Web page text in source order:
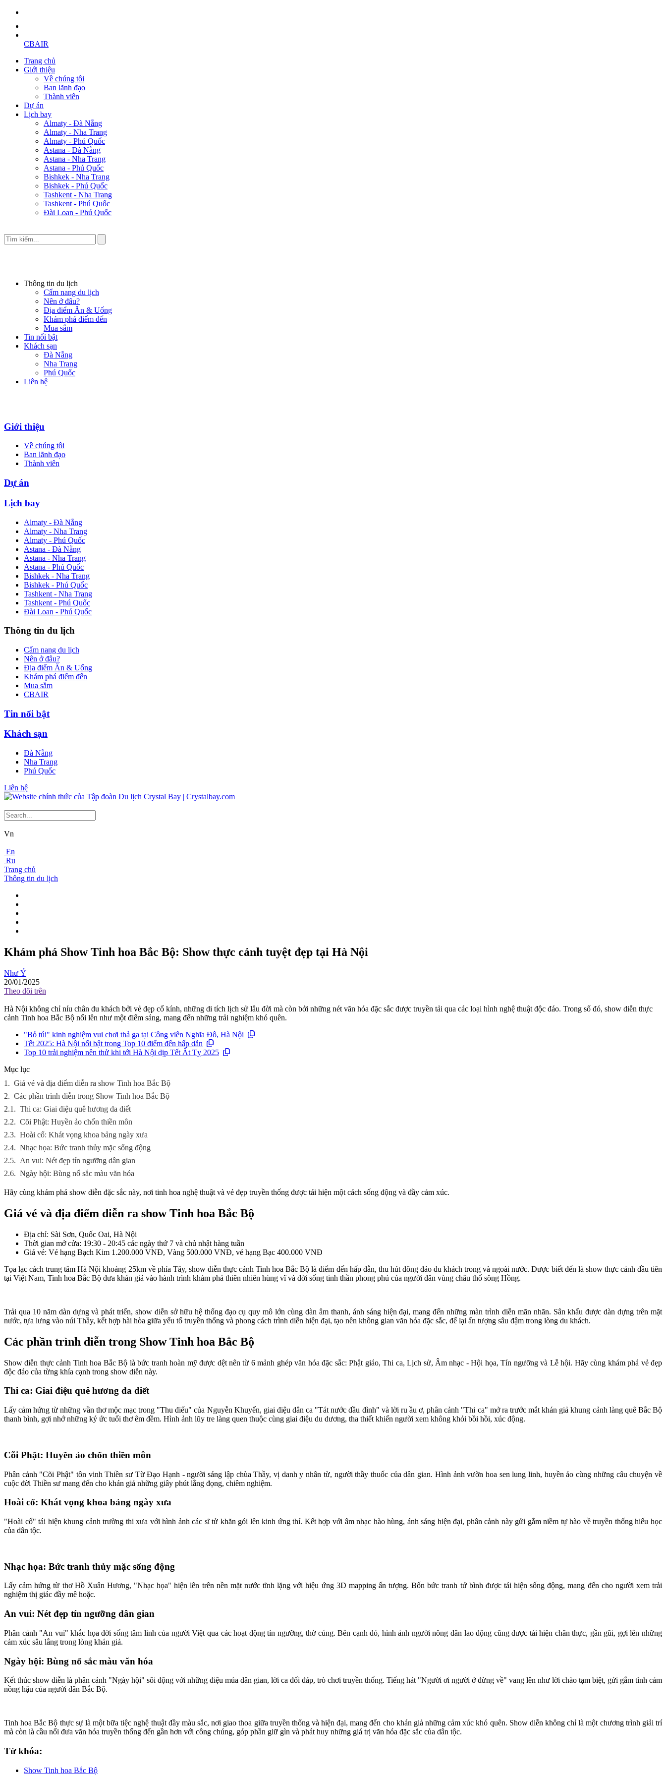
CBAIR
Trang chủ
Giới thiệu
Về chúng tôi
Ban lãnh đạo
Thành viên
Dự án
Lịch bay
Almaty - Đà Nẵng
Almaty - Nha Trang
Almaty - Phú Quốc
Astana - Đà Nẵng
Astana - Nha Trang
Astana - Phú Quốc
Bishkek - Nha Trang
Bishkek - Phú Quốc
Tashkent - Nha Trang
Tashkent - Phú Quốc
Đài Loan - Phú Quốc
Thông tin du lịch
Cẩm nang du lịch
Nên ở đâu?
Địa điểm Ăn & Uống
Khám phá điểm đến
Mua sắm
Tin nổi bật
Khách sạn
Đà Nẵng
Nha Trang
Phú Quốc
Liên hệ
Giới thiệu
Về chúng tôi
Ban lãnh đạo
Thành viên
Dự án
Lịch bay
Almaty - Đà Nẵng
Almaty - Nha Trang
Almaty - Phú Quốc
Astana - Đà Nẵng
Astana - Nha Trang
Astana - Phú Quốc
Bishkek - Nha Trang
Bishkek - Phú Quốc
Tashkent - Nha Trang
Tashkent - Phú Quốc
Đài Loan - Phú Quốc
Thông tin du lịch
Cẩm nang du lịch
Nên ở đâu?
Địa điểm Ăn & Uống
Khám phá điểm đến
Mua sắm
CBAIR
Tin nổi bật
Khách sạn
Đà Nẵng
Nha Trang
Phú Quốc
Liên hệ
Vn
En
Ru
Trang chủ
Thông tin du lịch
Khám phá Show Tinh hoa Bắc Bộ: Show thực cảnh tuyệt đẹp tại Hà Nội
Như Ý
20/01/2025
Theo dõi trên
Hà Nội không chỉ níu chân du khách bởi vẻ đẹp cổ kính, những di tích lịch sử lâu đời mà còn bởi những nét văn hóa đặc sắc được truyền tải qua các loại hình nghệ thuật độc đáo. Trong số đó, show diễn thực
cảnh Tinh hoa Bắc Bộ nổi lên như một điểm sáng, mang đến những trải nghiệm khó quên.
"Bỏ túi" kinh nghiệm vui chơi thả ga tại Công viên Nghĩa Đô, Hà Nội
Tết 2025: Hà Nội nổi bật trong Top 10 điểm đến hấp dẫn
Top 10 trải nghiệm nên thử khi tới Hà Nội dịp Tết Ất Tỵ 2025
Mục lục
1. Giá vé và địa điểm diễn ra show Tinh hoa Bắc Bộ
2. Các phần trình diễn trong Show Tinh hoa Bắc Bộ
2.1. Thi ca: Giai điệu quê hương da diết
2.2. Cõi Phật: Huyền ảo chốn thiền môn
2.3. Hoài cổ: Khát vọng khoa bảng ngày xưa
2.4. Nhạc họa: Bức tranh thủy mặc sống động
2.5. An vui: Nét đẹp tín ngưỡng dân gian
2.6. Ngày hội: Bùng nổ sắc màu văn hóa
Hãy cùng khám phá show diễn đặc sắc này, nơi tinh hoa nghệ thuật và vẻ đẹp truyền thống được tái hiện một cách sống động và đầy cảm xúc.
Giá vé và địa điểm diễn ra show Tinh hoa Bắc Bộ
Địa chỉ: Sài Sơn, Quốc Oai, Hà Nội
Thời gian mở cửa: 19:30 - 20:45 các ngày thứ 7 và chủ nhật hàng tuần
Giá vé: Vé hạng Bạch Kim 1.200.000 VNĐ, Vàng 500.000 VNĐ, vé hạng Bạc 400.000 VNĐ
Tọa lạc cách trung tâm Hà Nội khoảng 25km về phía Tây, show diễn thực cảnh Tinh hoa Bắc Bộ là điểm đến hấp dẫn, thu hút đông đảo du khách trong và ngoài nước. Được biết đến là show thực cảnh đầu tiên
tại Việt Nam, Tinh hoa Bắc Bộ đưa khán giả vào hành trình khám phá thiên nhiên hùng vĩ và đời sống tinh thần phong phú của người dân vùng châu thổ sông Hồng.
Trải qua 10 năm dàn dựng và phát triển, show diễn sở hữu hệ thống đạo cụ quy mô lớn cùng dàn âm thanh, ánh sáng hiện đại, mang đến những màn trình diễn mãn nhãn. Sân khấu được dàn dựng trên mặt
nước, tựa lưng vào núi Thầy, kết hợp hài hòa giữa yếu tố truyền thống và phong cách trình diễn hiện đại, tạo nên không gian văn hóa đặc sắc, để lại ấn tượng sâu đậm trong lòng du khách.
Các phần trình diễn trong Show Tinh hoa Bắc Bộ
Show diễn thực cảnh Tinh hoa Bắc Bộ là bức tranh hoàn mỹ được dệt nên từ 6 mảnh ghép văn hóa đặc sắc: Phật giáo, Thi ca, Lịch sử, Âm nhạc - Hội họa, Tín ngưỡng và Lễ hội. Hãy cùng khám phá vẻ đẹp
độc đáo của từng khía cạnh trong show diễn này.
Thi ca: Giai điệu quê hương da diết
Lấy cảm hứng từ những vần thơ mộc mạc trong "Thu điếu" của Nguyễn Khuyến, giai điệu dân ca "Tát nước đầu đình" và lời ru ầu ơ, phân cảnh "Thi ca" mở ra trước mắt khán giả khung cảnh làng quê Bắc Bộ
thanh bình, gợi nhớ những ký ức tuổi thơ êm đềm. Hình ảnh lũy tre làng quen thuộc cùng giai điệu du dương, tha thiết khiến người xem không khỏi bồi hồi, xúc động.
Cõi Phật: Huyền ảo chốn thiền môn
Phân cảnh "Cõi Phật" tôn vinh Thiền sư Từ Đạo Hạnh - người sáng lập chùa Thầy, vị danh y nhân từ, người thầy thuốc của dân gian. Hình ảnh vườn hoa sen lung linh, huyền ảo cùng những câu chuyện về
cuộc đời Thiền sư mang đến cho khán giả những giây phút lắng đọng, chiêm nghiệm.
Hoài cổ: Khát vọng khoa bảng ngày xưa
"Hoài cổ" tái hiện khung cảnh trường thi xưa với hình ảnh các sĩ tử khăn gói lên kinh ứng thí. Kết hợp với âm nhạc hào hùng, ánh sáng hiện đại, phân cảnh này gửi gắm niềm tự hào về truyền thống hiếu học
của dân tộc.
Nhạc họa: Bức tranh thủy mặc sống động
Lấy cảm hứng từ thơ Hồ Xuân Hương, "Nhạc họa" hiện lên trên nền mặt nước tĩnh lặng với hiệu ứng 3D mapping ấn tượng. Bốn bức tranh tứ bình được tái hiện sống động, mang đến cho người xem trải
nghiệm thị giác đầy mê hoặc.
An vui: Nét đẹp tín ngưỡng dân gian
Phân cảnh "An vui" khắc họa đời sống tâm linh của người Việt qua các hoạt động tín ngưỡng, thờ cúng. Bên cạnh đó, hình ảnh người nông dân lao động cũng được tái hiện chân thực, gần gũi, gợi lên những
cảm xúc sâu lắng trong lòng khán giả.
Ngày hội: Bùng nổ sắc màu văn hóa
Kết thúc show diễn là phân cảnh "Ngày hội" sôi động với những điệu múa dân gian, lời ca đối đáp, trò chơi truyền thống. Tiếng hát "Người ơi người ở đừng về" vang lên như lời chào tạm biệt, gửi gắm tình cảm
nồng hậu của người dân Bắc Bộ.
Tinh hoa Bắc Bộ thực sự là một bữa tiệc nghệ thuật đầy màu sắc, nơi giao thoa giữa truyền thống và hiện đại, mang đến cho khán giả những cảm xúc khó quên. Show diễn không chỉ là một chương trình giải trí
mà còn là cầu nối đưa văn hóa truyền thống đến gần hơn với công chúng, góp phần giữ gìn và phát huy những giá trị văn hóa đặc sắc của dân tộc.
Từ khóa:
Show Tinh hoa Bắc Bộ